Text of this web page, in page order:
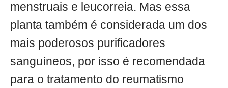
menstruais e leucorreia. Mas essa
planta também é considerada um dos
mais poderosos purificadores
sanguíneos, por isso é recomendada
para o tratamento do reumatismo